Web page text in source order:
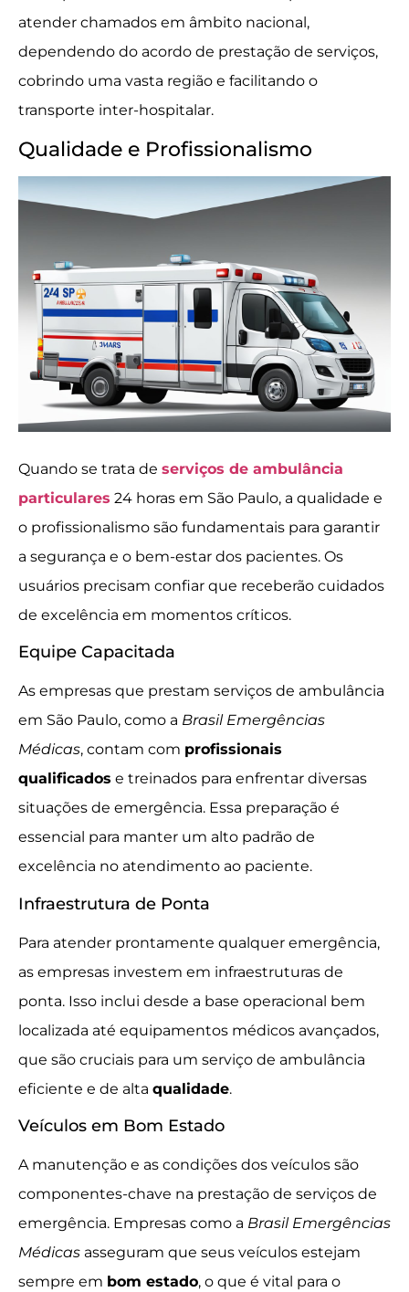
atender chamados em âmbito nacional,
dependendo do acordo de prestação de serviços,
cobrindo uma vasta região e facilitando o
transporte inter-hospitalar.
Qualidade e Profissionalismo
Quando se trata de serviços de ambulância
particulares 24 horas em São Paulo, a qualidade e
o profissionalismo são fundamentais para garantir
a segurança e o bem-estar dos pacientes. Os
usuários precisam confiar que receberão cuidados
de excelência em momentos críticos.
Equipe Capacitada
As empresas que prestam serviços de ambulância
em São Paulo, como a Brasil Emergências
Médicas, contam com profissionais
qualificados e treinados para enfrentar diversas
situações de emergência. Essa preparação é
essencial para manter um alto padrão de
excelência no atendimento ao paciente.
Infraestrutura de Ponta
Para atender prontamente qualquer emergência,
as empresas investem em infraestruturas de
ponta. Isso inclui desde a base operacional bem
localizada até equipamentos médicos avançados,
que são cruciais para um serviço de ambulância
eficiente e de alta qualidade.
Veículos em Bom Estado
A manutenção e as condições dos veículos são
componentes-chave na prestação de serviços de
emergência. Empresas como a Brasil Emergências
Médicas asseguram que seus veículos estejam
sempre em bom estado, o que é vital para o